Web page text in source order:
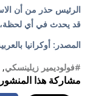
الرئيس حذر من أن
قد يحدث في أي لحظة،
المصدر: أوكرانيا
#فولوديمير زيلينسكي,
مشاركة هذا